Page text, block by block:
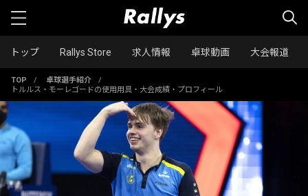
トップ Rallys Store 求人情報 卓球動画 大会報道
TOP / 卓球選手紹介
/
トルルス・モーレゴードの使用用具・大会成績・プロフィール